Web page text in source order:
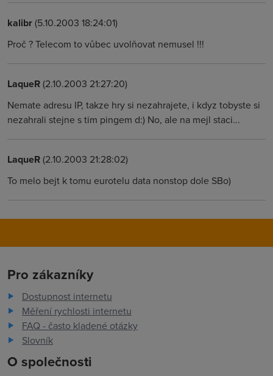
kalibr(5.10.2003 18:24:01)
Proč ? Telecom to vůbec uvolňovat nemusel !!!
LaqueR(2.10.2003 21:27:20)
Nemate adresu IP, takze hry si nezahrajete, i kdyz tobyste si
nezahrali stejne s tim pingem d:) No, ale na mejl staci...
LaqueR(2.10.2003 21:28:02)
To melo bejt k tomu eurotelu data nonstop dole SBo)
Pro zákazníky
Dostupnost internetu
Měření rychlosti internetu
FAQ - často kladené otázky
Slovník
O společnosti